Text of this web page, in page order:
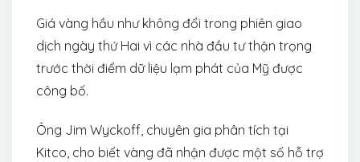
Giá vàng hầu như không đổi trong phiên giao
dịch ngày thứ Hai vì các nhà đầu tư thận trọng
trước thời điểm dữ liệu lạm phát của Mỹ được
công bố.
Ông Jim Wyckoff, chuyên gia phân tích tại
Kitco, cho biết vàng đã nhận được một số hỗ trợ